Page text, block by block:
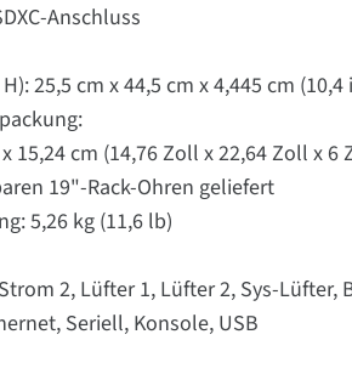
Anschluss
25,5 cm x 44,5 cm x 4,445 cm (10,4
15,24 cm (14,76 Zoll x 22,64 Zoll x 6
19"-Rack-Ohren geliefert
5,26 kg (11,6 lb)
2, Lüfter 1, Lüfter 2, Sys-Lüfter,
Seriell, Konsole, USB